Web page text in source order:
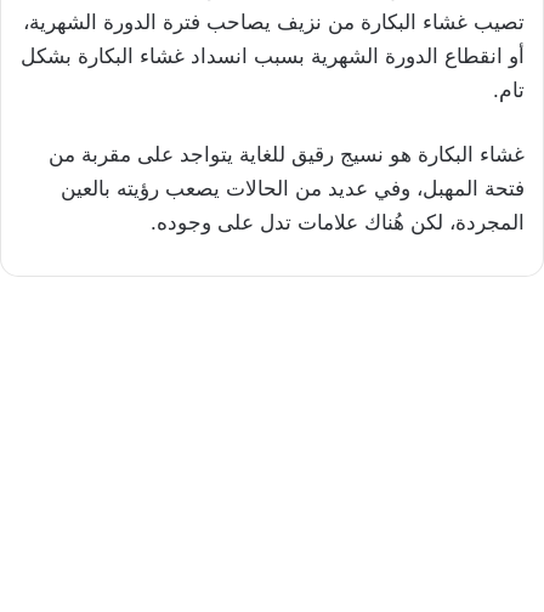
تصيب غشاء البكارة من نزيف يصاحب فترة الدورة الشهرية،
أو انقطاع الدورة الشهرية بسبب انسداد غشاء البكارة بشكل
تام.
غشاء البكارة هو نسيج رقيق للغاية يتواجد على مقربة من
فتحة المهبل، وفي عديد من الحالات يصعب رؤيته بالعين
المجردة، لكن هُناك علامات تدل على وجوده.